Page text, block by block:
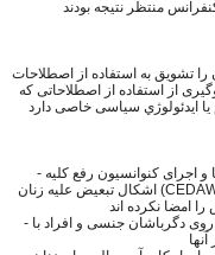
تشویق به استفاده از اصطلاحات
از استفاده از اصطلاحاتى كه
ايدئولوژي سياسى خاصى دارد
- مصرانه از دولت های خاورمیانه خواسته شود تا با امضا و اجرای کنوانسیون رفع کلیه
اشکال تبعیض علیه زنان (CEDAW) متعهد به اجراى مفاد آن باشند ، برخی از کشورهای
- درخواست از دولت ها به خصوص روی برداشتن فشار روی دگرباشان جنسی و افراد با